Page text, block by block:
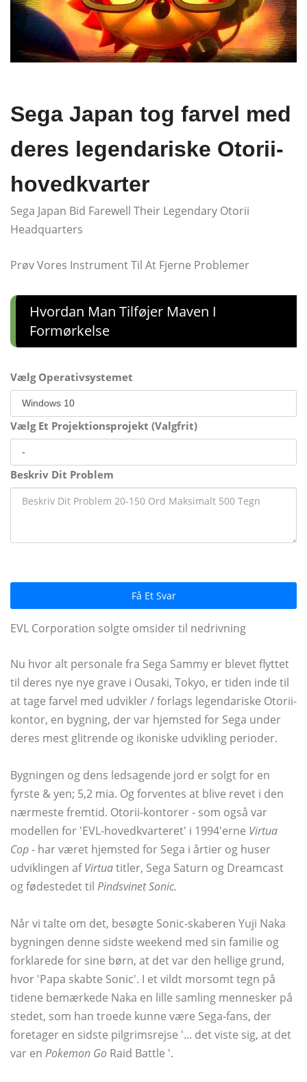
Sega Japan tog farvel med
deres legendariske Otorii-
hovedkvarter
Sega Japan Bid Farewell Their Legendary Otorii
Headquarters
Prøv Vores Instrument Til At Fjerne Problemer
Hvordan Man Tilføjer Maven I
Formørkelse
Vælg Operativsystemet
Vælg Et Projektionsprojekt (Valgfrit)
Beskriv Dit Problem
Få Et Svar
EVL Corporation solgte omsider til nedrivning
Nu hvor alt personale fra Sega Sammy er blevet flyttet
til deres nye nye grave i Ousaki, Tokyo, er tiden inde til
at tage farvel med udvikler / forlags legendariske Otorii-
kontor, en bygning, der var hjemsted for Sega under
deres mest glitrende og ikoniske udvikling perioder.
Bygningen og dens ledsagende jord er solgt for en
fyrste & yen; 5,2 mia. Og forventes at blive revet i den
nærmeste fremtid. Otorii-kontorer - som også var
modellen for 'EVL-hovedkvarteret' i 1994'erne Virtua
Cop - har været hjemsted for Sega i årtier og huser
udviklingen afVirtuatitler, Sega Saturn og Dreamcast
og fødestedet til Pindsvinet Sonic.
Når vi talte om det, besøgte Sonic-skaberen Yuji Naka
bygningen denne sidste weekend med sin familie og
forklarede for sine børn, at det var den hellige grund,
hvor 'Papa skabte Sonic'. I et vildt morsomt tegn på
tidene bemærkede Naka en lille samling mennesker på
stedet, som han troede kunne være Sega-fans, der
foretager en sidste pilgrimsrejse '... det viste sig, at det
var en Pokemon Go Raid Battle '.